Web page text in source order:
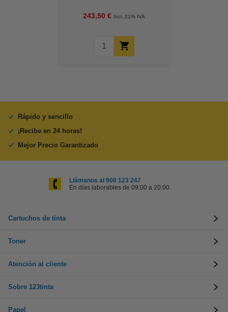
243,50 € Incl. 21% IVA
Rápido y sencillo
¡Recibe en 24 horas!
Mejor Precio Garantizado
Llámanos al 900 123 247
En días laborables de 09:00 a 20:00.
Cartuchos de tinta
Toner
Atención al cliente
Sobre 123tinta
Papel